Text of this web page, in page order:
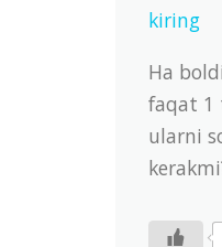
kiring
Ha
faqat 1
ularni